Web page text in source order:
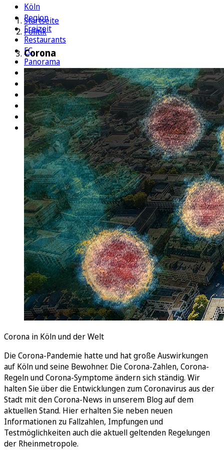
Köln
Region
Freizeit
Restaurants
FC
Panorama
Politik
Wirtschaft
Kultur
Rätsel
Newsletter
E-Paper
Startseite
Politik
Corona
Corona in Köln und der Welt
Die Corona-Pandemie hatte und hat große Auswirkungen
auf Köln und seine Bewohner. Die Corona-Zahlen, Corona-
Regeln und Corona-Symptome ändern sich ständig. Wir
halten Sie über die Entwicklungen zum Coronavirus aus der
Stadt mit den Corona-News in unserem Blog auf dem
aktuellen Stand. Hier erhalten Sie neben neuen
Informationen zu Fallzahlen, Impfungen und
Testmöglichkeiten auch die aktuell geltenden Regelungen
der Rheinmetropole.